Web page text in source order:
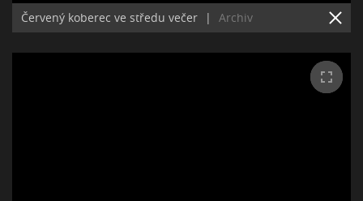
Červený koberec ve středu večer | Archiv